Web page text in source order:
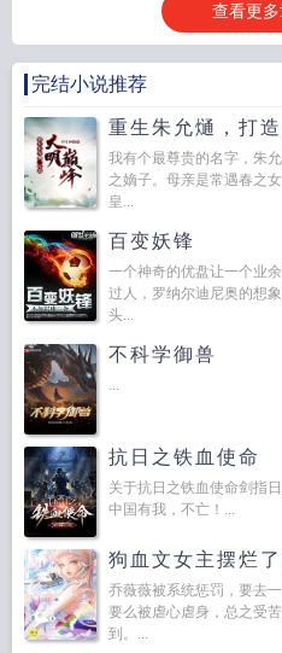
查看更多
完结小说推荐
重生朱允熥，打
我有个最尊贵的名字，朱
之嫡子。母亲是常遇春之
皇...
百变妖锋
一个神奇的优盘让一个业
过人，罗纳尔迪尼奥的想
头...
不科学御兽
...
抗日之铁血使命
关于抗日之铁血使命剑指
中国有我，不亡！...
狗血文女主摆烂
乔薇薇被系统惩罚，要去
要么被虐心虐身，总之受
到。...